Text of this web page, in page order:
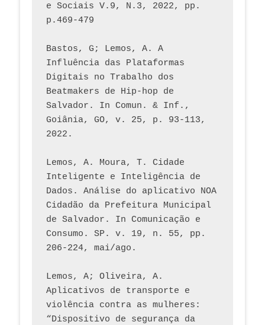
e Sociais V.9, N.3, 2022, pp.
p.469-479
Bastos, G; Lemos, A. A
Influência das Plataformas
Digitais no Trabalho dos
Beatmakers de Hip-hop de
Salvador. In Comun. & Inf.,
Goiânia, GO, v. 25, p. 93-113,
2022.
Lemos, A. Moura, T. Cidade
Inteligente e Inteligência de
Dados. Análise do aplicativo NOA
Cidadão da Prefeitura Municipal
de Salvador. In Comunicação e
Consumo. SP. v. 19, n. 55, pp.
206-224, mai/ago.
Lemos, A; Oliveira, A.
Aplicativos de transporte e
violência contra as mulheres:
“Dispositivo de segurança da